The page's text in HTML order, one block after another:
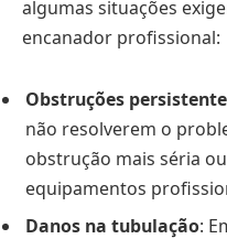
algumas situações
encanador profissional:
Obstruções
não resolverem o
obstrução mais séria
equipamentos
Danos na tubulação: